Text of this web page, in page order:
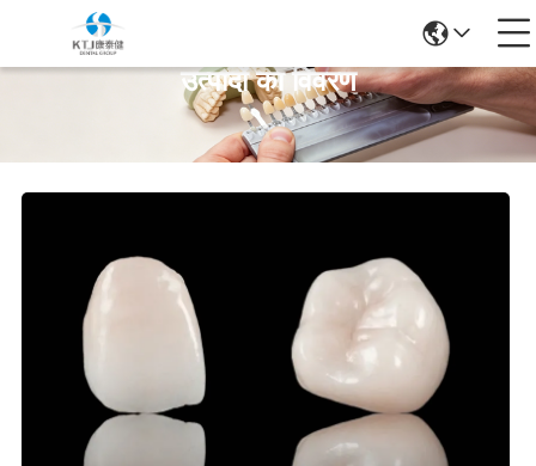
उत्पादों का विवरण